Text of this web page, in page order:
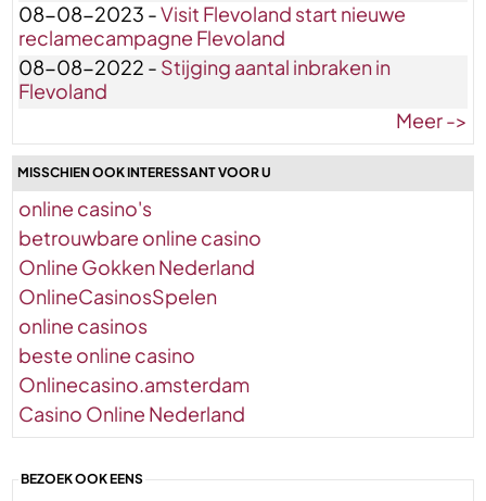
08-08-2023 -Visit Flevoland start nieuwe
reclamecampagne Flevoland
08-08-2022 - Stijging aantal inbraken in
Flevoland
Meer ->
MISSCHIEN OOK INTERESSANT VOOR U
online casino's
betrouwbare online casino
Online Gokken Nederland
OnlineCasinosSpelen
online casinos
beste online casino
Onlinecasino.amsterdam
Casino Online Nederland
BEZOEK OOK EENS